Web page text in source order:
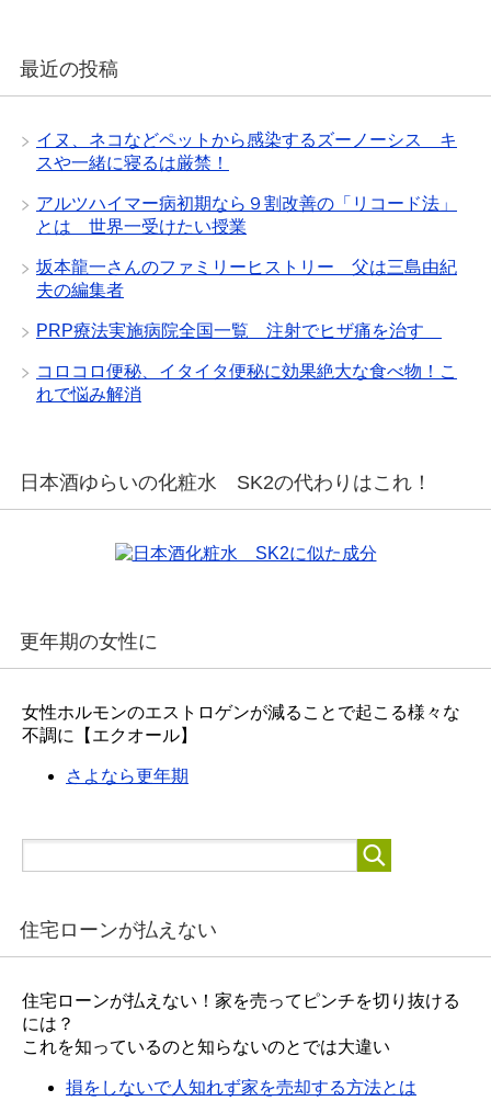
最近の投稿
イヌ、ネコなどペットから感染するズーノーシス キ
スや一緒に寝るは厳禁！
アルツハイマー病初期なら９割改善の「リコード法」
とは 世界一受けたい授業
坂本龍一さんのファミリーヒストリー 父は三島由紀
夫の編集者
PRP療法実施病院全国一覧 注射でヒザ痛を治す
コロコロ便秘、イタイタ便秘に効果絶大な食べ物！こ
れで悩み解消
日本酒ゆらいの化粧水 SK2の代わりはこれ！
更年期の女性に
女性ホルモンのエストロゲンが減ることで起こる様々な
不調に【エクオール】
さよなら更年期
住宅ローンが払えない
住宅ローンが払えない！家を売ってピンチを切り抜ける
には？
これを知っているのと知らないのとでは大違い
損をしないで人知れず家を売却する方法とは